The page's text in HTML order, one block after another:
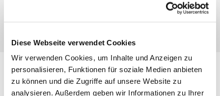
Diese Webseite verwendet Cookies
Wir verwenden Cookies, um Inhalte und Anzeigen zu
personalisieren, Funktionen für soziale Medien anbieten
zu können und die Zugriffe auf unsere Website zu
analysieren. Außerdem geben wir Informationen zu Ihrer
Heilig Kreuz, Kirche, Malchower Weg 22-24,
13053 Berlin